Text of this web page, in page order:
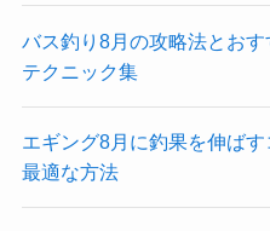
バス釣り8月の攻略法とお
テクニック集
エギング8月に釣果を伸ば
最適な方法